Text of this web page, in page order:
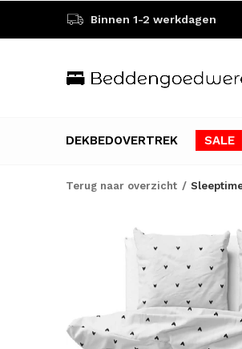
DEKBEDOVERTREK SALE
Binnen 1-2 werkdagen
Terug naar overzicht